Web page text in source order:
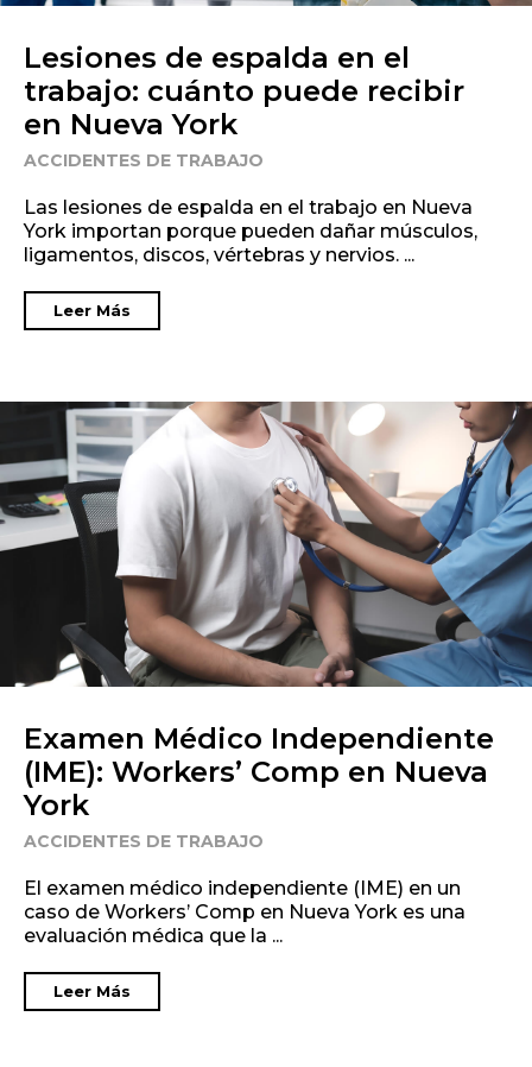
Lesiones de espalda en el
trabajo: cuánto puede recibir
en Nueva York
ACCIDENTES DE TRABAJO
Las lesiones de espalda en el trabajo en Nueva
York importan porque pueden dañar músculos,
ligamentos, discos, vértebras y nervios. ...
Leer Más
Examen Médico Independiente
(IME): Workers’ Comp en Nueva
York
ACCIDENTES DE TRABAJO
El examen médico independiente (IME) en un
caso de Workers’ Comp en Nueva York es una
evaluación médica que la ...
Leer Más